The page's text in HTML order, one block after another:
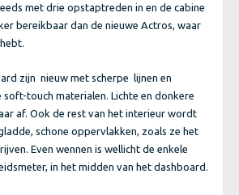
met drie opstaptreden in en de cabine
bereikbaar dan de nieuwe Actros, waar
zijn nieuw met scherpe lijnen en
soft-touch materialen. Lichte en donkere
af. Ook de rest van het interieur wordt
schone oppervlakken, zoals ze het
Even wennen is wellicht de enkele
in het midden van het dashboard.